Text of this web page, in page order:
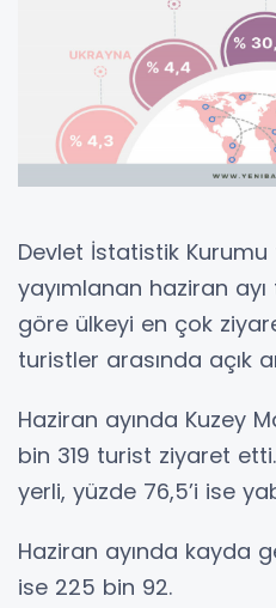
Devlet İstatistik Kurumu
yayımlanan haziran
göre ülkeyi en çok
turistler arasında açık
Haziran ayında Kuzey
bin 319 turist ziyaret
yerli, yüzde 76,5’i ise
Haziran ayında kayda
ise 225 bin 92.